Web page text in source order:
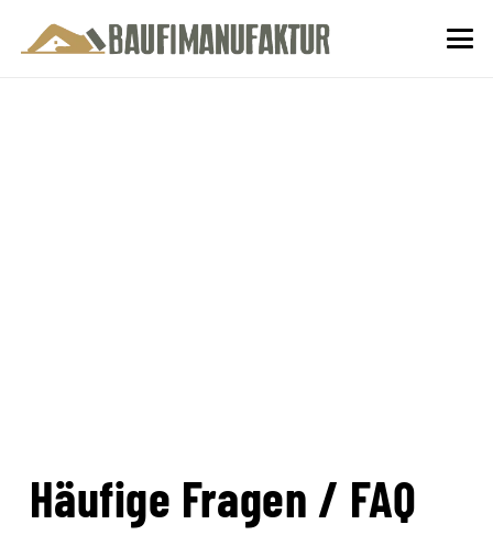
Häufige Fragen / FAQ